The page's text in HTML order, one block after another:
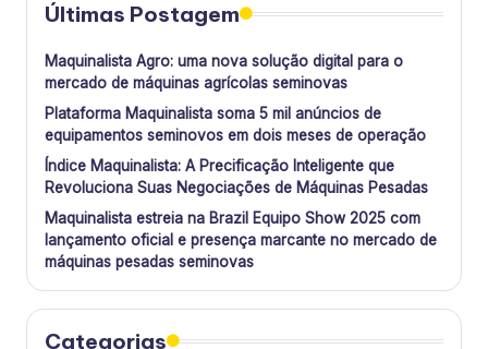
Últimas Postagem
Maquinalista Agro: uma nova solução digital para o
mercado de máquinas agrícolas seminovas
Plataforma Maquinalista soma 5 mil anúncios de
equipamentos seminovos em dois meses de operação
Índice Maquinalista: A Precificação Inteligente que
Revoluciona Suas Negociações de Máquinas Pesadas
Maquinalista estreia na Brazil Equipo Show 2025 com
lançamento oficial e presença marcante no mercado de
máquinas pesadas seminovas
Categorias